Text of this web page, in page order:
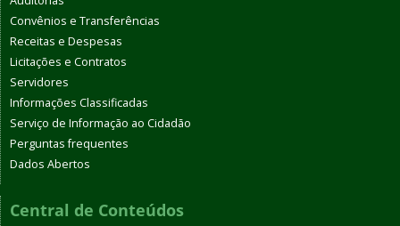
Convênios e Transferências
Receitas e Despesas
Licitações e Contratos
Servidores
Informações Classificadas
Serviço de Informação ao Cidadão
Perguntas frequentes
Dados Abertos
Central de Conteúdos